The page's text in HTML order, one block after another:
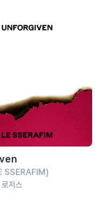
SSERAFIM)
로저스